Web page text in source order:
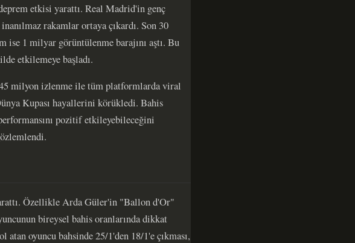
etkisi yarattı. Real Madrid'in genç
rakamlar ortaya çıkardı. Son 30
1 milyar görüntülenme barajını aştı. Bu
etkilemeye başladı.
milyon izlenme ile tüm platformlarda viral
Kupası hayallerini körükledi. Bahis
pozitif etkileyebileceğini
Özellikle Arda Güler'in "Ballon d'Or"
bireysel bahis oranlarında dikkat
oyuncu bahsinde 25/1'den 18/1'e çıkması,